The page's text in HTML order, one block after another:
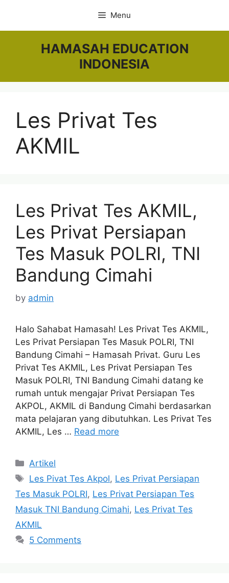
content
Menu
HAMASAH EDUCATION
INDONESIA
Les Privat Tes
AKMIL
Les Privat Tes AKMIL,
Les Privat Persiapan
Tes Masuk POLRI, TNI
Bandung Cimahi
by admin
Halo Sahabat Hamasah! Les Privat Tes AKMIL,
Les Privat Persiapan Tes Masuk POLRI, TNI
Bandung Cimahi – Hamasah Privat. Guru Les
Privat Tes AKMIL, Les Privat Persiapan Tes
Masuk POLRI, TNI Bandung Cimahi datang ke
rumah untuk mengajar Privat Persiapan Tes
AKPOL, AKMIL di Bandung Cimahi berdasarkan
mata pelajaran yang dibutuhkan. Les Privat Tes
AKMIL, Les … Read more
Categories
Artikel
Tags
Les Pivat Tes Akpol, Les Privat Persiapan
Tes Masuk POLRI, Les Privat Persiapan Tes
Masuk TNI Bandung Cimahi, Les Privat Tes
AKMIL
5 Comments